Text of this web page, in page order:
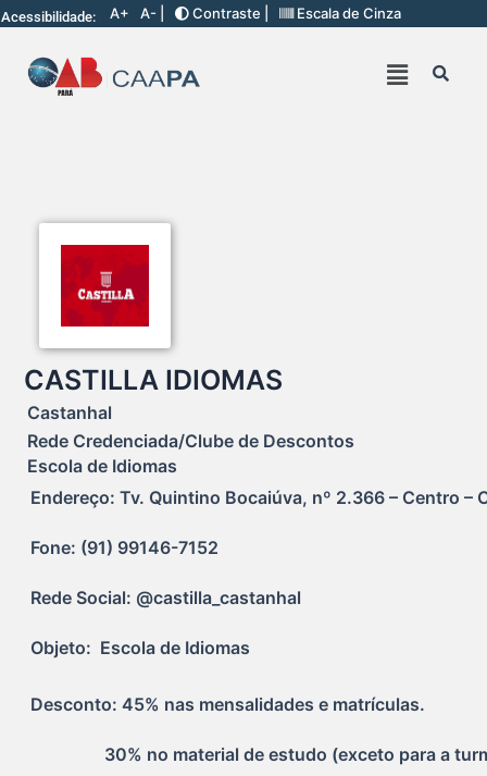
Acessibilidade: A+ A- | Contraste | Escala de Cinza
CASTILLA IDIOMAS
Castanhal
Rede Credenciada/Clube de Descontos
Escola de Idiomas
Endereço: Tv. Quintino Bocaiúva, nº 2.366 – Centro –
Fone: (91) 99146-7152
Rede Social: @castilla_castanhal
Objeto:  Escola de Idiomas
Desconto: 45% nas mensalidades e matrículas.
30% no material de estudo (exceto para a